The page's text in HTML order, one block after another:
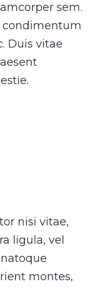
sem.
condimentum
Duis vitae
nisi vitae,
ligula, vel
montes,